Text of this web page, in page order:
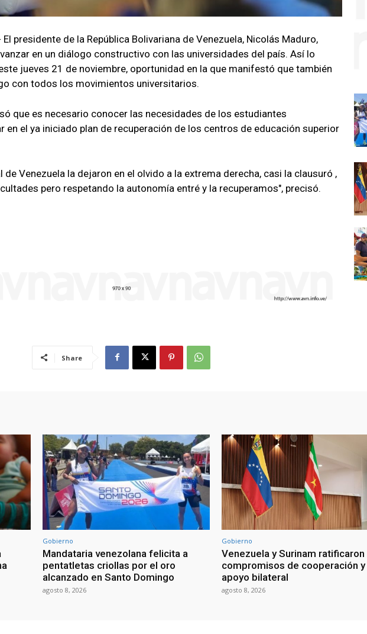
El presidente de la República Bolivariana de Venezuela, Nicolás Maduro,
en un diálogo constructivo con las universidades del país. Así lo
jueves 21 de noviembre, oportunidad en la que manifestó que también
con todos los movimientos universitarios.
que es necesario conocer las necesidades de los estudiantes
en el ya iniciado plan de recuperación de los centros de educación superior
de Venezuela la dejaron en el olvido a la extrema derecha, casi la clausuró ,
pero respetando la autonomía entré y la recuperamos", precisó.
Share
Gobierno
Mandataria venezolana felicita a
pentatletas criollas por el oro
alcanzado en Santo Domingo
agosto 8, 2026
Gobierno
Venezuela y Surinam ratificaron
compromisos de cooperación y
apoyo bilateral
agosto 8, 2026